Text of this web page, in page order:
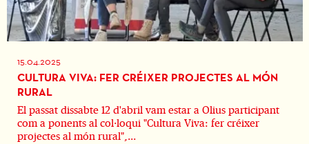
15.04.2025
CULTURA VIVA: FER CRÉIXER PROJECTES AL MÓN
RURAL
El passat dissabte 12 d'abril vam estar a Olius participant
com a ponents al col·loqui "Cultura Viva: fer créixer
projectes al món rural",...